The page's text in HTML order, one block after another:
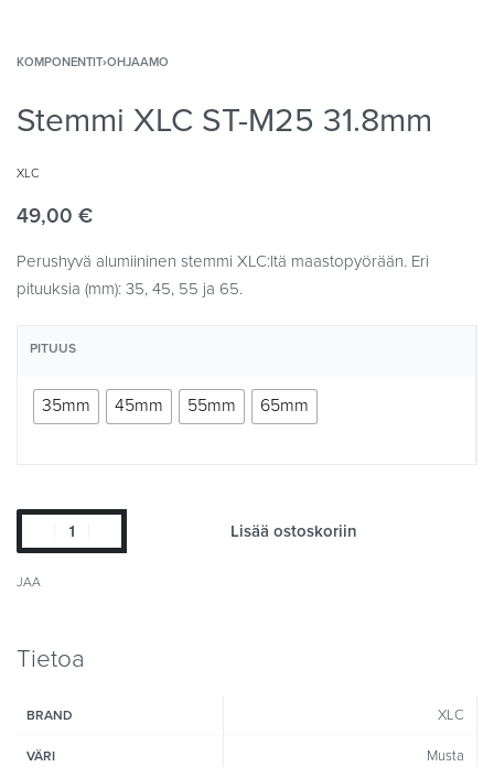
KOMPONENTIT›OHJAAMO
Stemmi XLC ST-M25 31.8mm
XLC
49,00 €
Perushyvä alumiininen stemmi XLC:ltä maastopyörään. Eri
pituuksia (mm): 35, 45, 55 ja 65.
PITUUS
35mm 45mm 55mm 65mm
Lisää ostoskoriin
JAA
Tietoa
BRAND XLC
VÄRI Musta